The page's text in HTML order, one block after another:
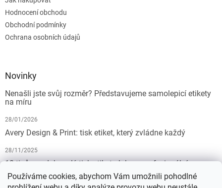
Používáme cookies, abychom Vám umožnili pohodlné
Hodnocení obchodu
Obchodní podmínky
Ochrana osobních údajů
Novinky
Nenašli jste svůj rozměr? Představujeme samolepicí etikety
na míru
28/01/2026
Avery Design & Print: tisk etiket, který zvládne každý
28/11/2025
10 tipů pro dokonalý tisk etiket: Jak na profesionální
výsledek bez starostí